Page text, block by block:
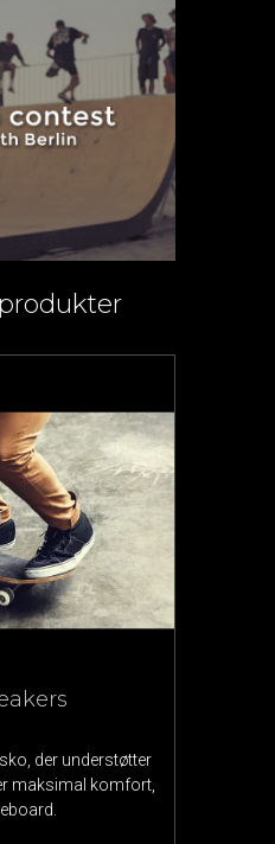
der understøtter
maksimal komfort,